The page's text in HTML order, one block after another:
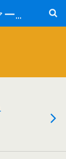
スタイル・オブ・ファー・イースト